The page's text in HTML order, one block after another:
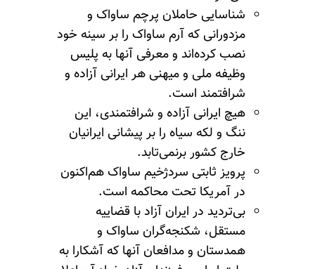
شناسایی حاملان پرچم ساواک و
مزدورانی که آرم ساواک را بر سینه خود
نصب کرده‌اند و معرفی آنها به پلیس
وظیفه ملی و میهنی هر ایرانی آزاده و
شرافتمند است.
هیچ ایرانی آزاده و شرافتمندی، این
ننگ و لکه سیاه را بر پیشانی ایرانیان
خارج کشور برنمی‌تابد.
پرویز ثابتی سردژخیم ساواک هم‌اکنون
در آمریکا تحت محاکمه است.
بی‌تردید در ایران آزاد با قضاییه
مستقل، شکنجه‌گران ساواک و
همدستان و مدافعان آنها که آشکارا به